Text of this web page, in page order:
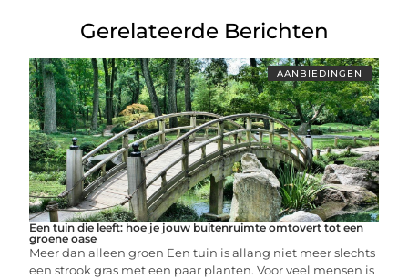
Gerelateerde Berichten
AANBIEDINGEN
Een tuin die leeft: hoe je jouw buitenruimte omtovert tot een
groene oase
Meer dan alleen groen Een tuin is allang niet meer slechts
een strook gras met een paar planten. Voor veel mensen is